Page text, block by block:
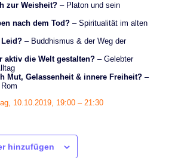
zur Weisheit? – Platon und sein
nach dem Tod? – Spiritualität im alten
– Buddhismus & der Weg der
aktiv die Welt gestalten? – Gelebter
Mut, Gelassenheit & innere Freiheit? –
10.10.2019, 19:00 – 21:30
hinzufügen